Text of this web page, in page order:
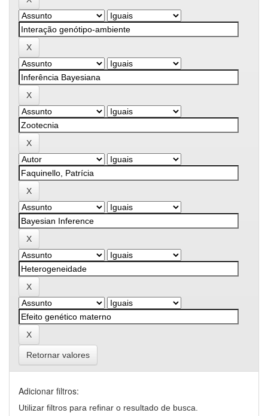
Retornar valores
Adicionar filtros:
Utilizar filtros para refinar o resultado de busca.